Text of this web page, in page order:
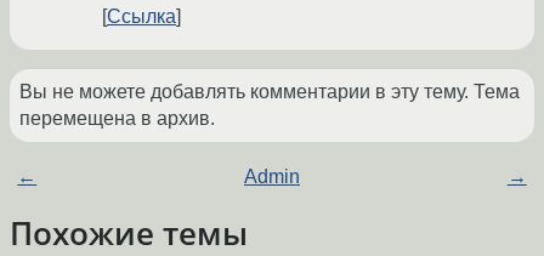
Ссылка
Вы не можете добавлять комментарии в эту тему. Тема
перемещена в архив.
← Admin →
Похожие темы